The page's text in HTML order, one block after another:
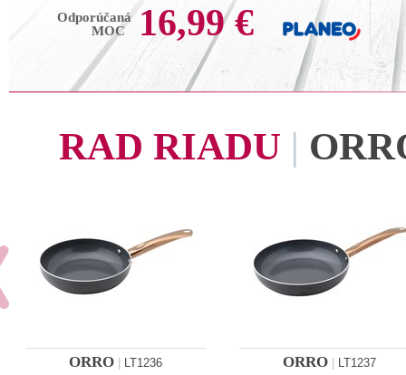
Odporúčaná
MOC
16,99 €
RAD RIADU |
ORRO LT1236 ORRO LT1237